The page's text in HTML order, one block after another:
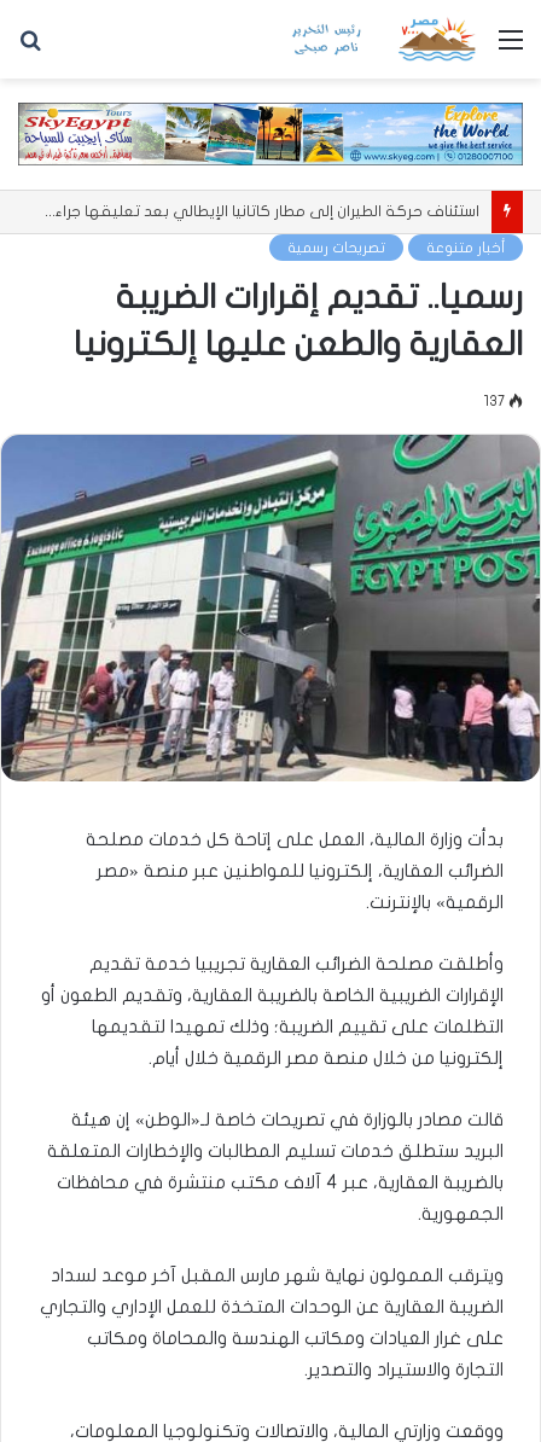
القائمة
استئناف حركة الطيران إلى مطار كاتانيا الإيطالي بعد تعليقها جراء بركان إتنا
أخبار متنوعة تصريحات رسمية
رسميا.. تقديم إقرارات الضريبة
العقارية والطعن عليها إلكترونيا
137
بدأت وزارة المالية، العمل على إتاحة كل خدمات مصلحة
الضرائب العقارية، إلكترونيا للمواطنين عبر منصة «مصر
الرقمية» بالإنترنت.
وأطلقت مصلحة الضرائب العقارية تجريبيا خدمة تقديم
الإقرارات الضريبية الخاصة بالضريبة العقارية، وتقديم الطعون أو
التظلمات على تقييم الضريبة؛ وذلك تمهيدا لتقديمها
إلكترونيا من خلال منصة مصر الرقمية خلال أيام.
قالت مصادر بالوزارة في تصريحات خاصة لـ«الوطن» إن هيئة
البريد ستطلق خدمات تسليم المطالبات والإخطارات المتعلقة
بالضريبة العقارية، عبر 4 آلاف مكتب منتشرة في محافظات
الجمهورية.
ويترقب الممولون نهاية شهر مارس المقبل آخر موعد لسداد
الضريبة العقارية عن الوحدات المتخذة للعمل الإداري والتجاري
على غرار العيادات ومكاتب الهندسة والمحاماة ومكاتب
التجارة والاستيراد والتصدير.
ووقعت وزارتي المالية، والاتصالات وتكنولوجيا المعلومات،